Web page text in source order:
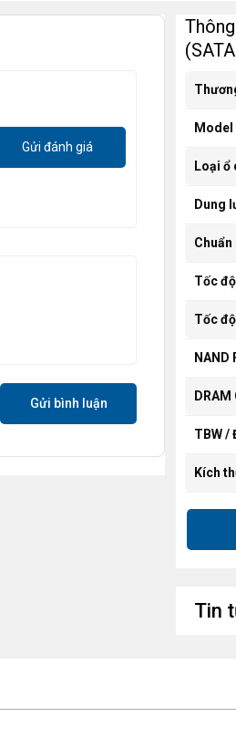
Gửi đánh giá
Gửi bình luận
Model
Loại ổ
Dung
Tốc
Tốc
NAND
TBW /
Kích
Tính
Tin